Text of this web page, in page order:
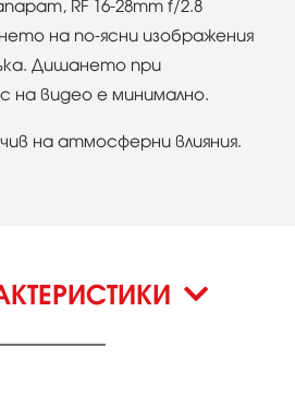
RF 16-28mm f/2.8
на по-ясни изображения
Дишането при
на видео е минимално.
на атмосферни влияния.